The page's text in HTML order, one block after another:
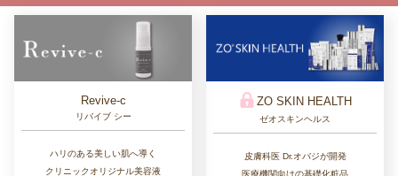
Revive-c
リバイブ シー
ハリのある美しい肌へ導く
クリニックオリジナル美容液
ZO SKIN HEALTH
ゼオスキンヘルス
皮膚科医 Dr.オバジが開発
医療機関向けの基礎化粧品